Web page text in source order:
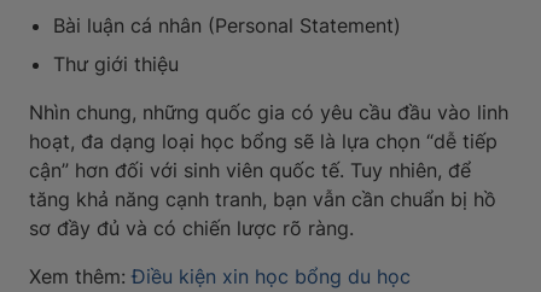
Bài luận cá nhân (Personal Statement)
Thư giới thiệu
Nhìn chung, những quốc gia có yêu cầu đầu vào linh
hoạt, đa dạng loại học bổng sẽ là lựa chọn “dễ tiếp
cận” hơn đối với sinh viên quốc tế. Tuy nhiên, để
tăng khả năng cạnh tranh, bạn vẫn cần chuẩn bị hồ
sơ đầy đủ và có chiến lược rõ ràng.
Xem thêm: Điều kiện xin học bổng du học